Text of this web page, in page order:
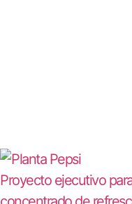
Proyecto ejecutivo